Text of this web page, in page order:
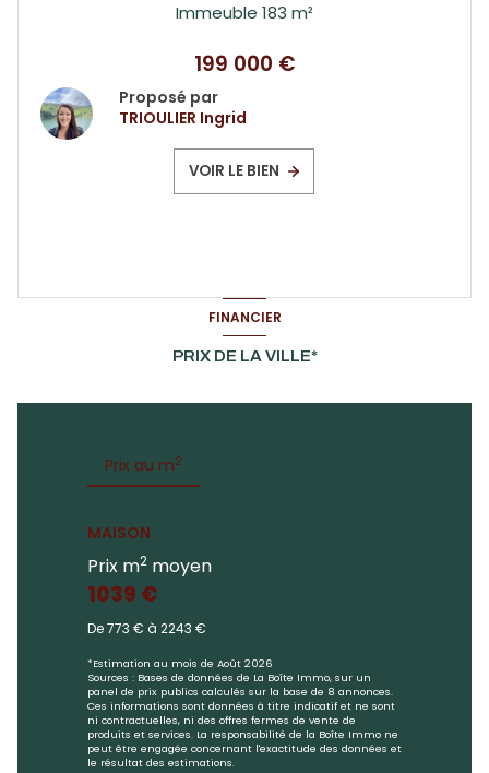
Immeuble 183 m²
199 000 €
Proposé par
TRIOULIER Ingrid
VOIR LE BIEN
FINANCIER
PRIX DE LA VILLE*
Prix au m2
MAISON
Prix m2 moyen
1039 €
De 773 € à 2243 €
*Estimation au mois de Août 2026
Sources : Bases de données de La Boîte Immo, sur un
panel de prix publics calculés sur la base de 8 annonces.
Ces informations sont données à titre indicatif et ne sont
ni contractuelles, ni des offres fermes de vente de
produits et services. La responsabilité de la Boîte Immo ne
peut être engagée concernant l'exactitude des données et
le résultat des estimations.